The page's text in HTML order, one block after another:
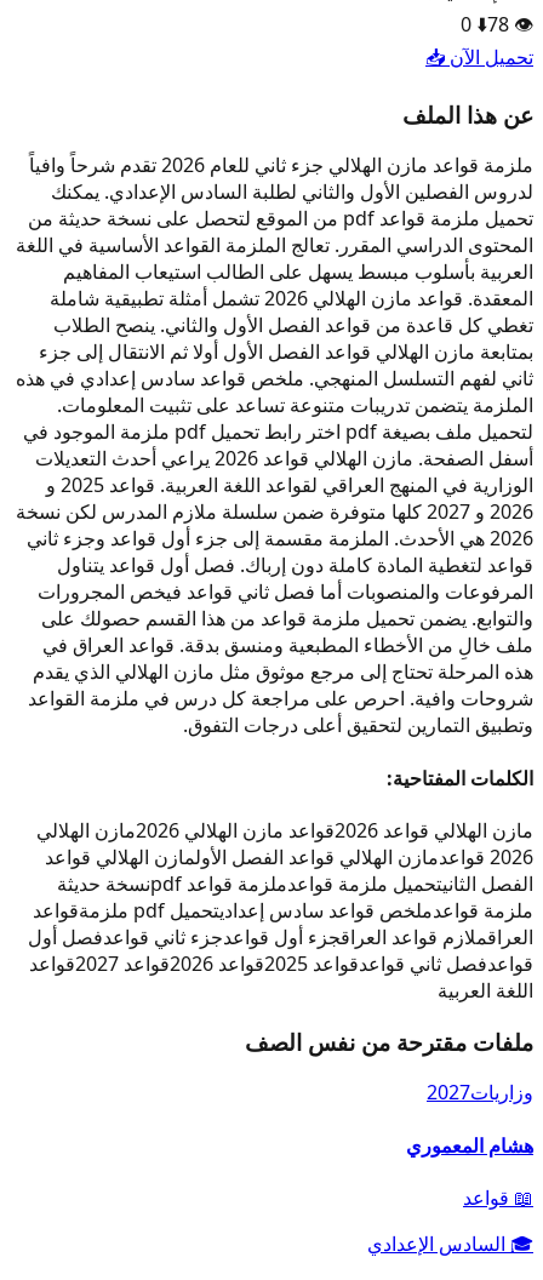
👁️
78
⬇️
0
تحميل الآن 📥
عن هذا الملف
ملزمة قواعد مازن الهلالي جزء ثاني للعام 2026 تقدم شرحاً وافياً
لدروس الفصلين الأول والثاني لطلبة السادس الإعدادي. يمكنك
تحميل ملزمة قواعد pdf من الموقع لتحصل على نسخة حديثة من
المحتوى الدراسي المقرر. تعالج الملزمة القواعد الأساسية في اللغة
العربية بأسلوب مبسط يسهل على الطالب استيعاب المفاهيم
المعقدة. قواعد مازن الهلالي 2026 تشمل أمثلة تطبيقية شاملة
تغطي كل قاعدة من قواعد الفصل الأول والثاني. ينصح الطلاب
بمتابعة مازن الهلالي قواعد الفصل الأول أولا ثم الانتقال إلى جزء
ثاني لفهم التسلسل المنهجي. ملخص قواعد سادس إعدادي في هذه
الملزمة يتضمن تدريبات متنوعة تساعد على تثبيت المعلومات.
لتحميل ملف بصيغة pdf اختر رابط تحميل pdf ملزمة الموجود في
أسفل الصفحة. مازن الهلالي قواعد 2026 يراعي أحدث التعديلات
الوزارية في المنهج العراقي لقواعد اللغة العربية. قواعد 2025 و
2026 و 2027 كلها متوفرة ضمن سلسلة ملازم المدرس لكن نسخة
2026 هي الأحدث. الملزمة مقسمة إلى جزء أول قواعد وجزء ثاني
قواعد لتغطية المادة كاملة دون إرباك. فصل أول قواعد يتناول
المرفوعات والمنصوبات أما فصل ثاني قواعد فيخص المجرورات
والتوابع. يضمن تحميل ملزمة قواعد من هذا القسم حصولك على
ملف خالِ من الأخطاء المطبعية ومنسق بدقة. قواعد العراق في
هذه المرحلة تحتاج إلى مرجع موثوق مثل مازن الهلالي الذي يقدم
شروحات وافية. احرص على مراجعة كل درس في ملزمة القواعد
وتطبيق التمارين لتحقيق أعلى درجات التفوق.
الكلمات المفتاحية:
مازن الهلالي قواعد 2026
قواعد مازن الهلالي 2026
مازن الهلالي
2026 قواعد
مازن الهلالي قواعد الفصل الأولمازن الهلالي قواعد
الفصل الثانيتحميل ملزمة قواعدملزمة قواعد pdf
نسخة حديثة
ملزمة قواعدملخص قواعد سادس إعداديتحميل pdf ملزمة
قواعد
العراقملازم قواعد العراقجزء أول قواعدجزء ثاني قواعدفصل أول
قواعدفصل ثاني قواعدقواعد 2025 قواعد 2026 قواعد 2027
قواعد
اللغة العربية
ملفات مقترحة من نفس الصف
وزاريات2027
هشام المعموري
📖 قواعد
🎓 السادس الإعدادي